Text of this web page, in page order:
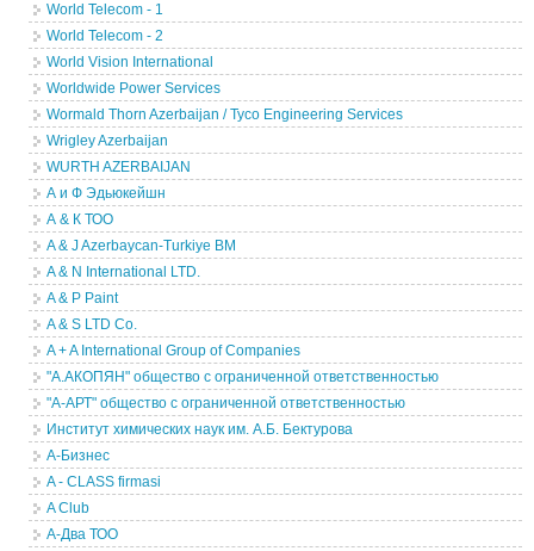
World Telecom - 1
World Telecom - 2
World Vision International
Worldwide Power Services
Wormald Thorn Azerbaijan / Tyco Engineering Services
Wrigley Azerbaijan
WURTH AZERBAIJAN
А и Ф Эдьюкейшн
А & К ТОО
A & J Azerbaycan-Turkiye BM
A & N International LTD.
A & P Paint
A & S LTD Co.
A + A International Group of Companies
"А.АКОПЯН" общество с ограниченной ответственностью
"А-АРТ" общество с ограниченной ответственностью
Институт химических наук им. А.Б. Бектурова
А-Бизнес
A - CLASS firmasi
A Club
А-Два ТОО